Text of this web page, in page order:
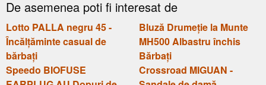
De asemenea poti fi interesat de
Lotto PALLA negru 45 -
Încălțăminte casual de
bărbați
Bluză Drumeție la Munte
MH500 Albastru închis
Bărbați
Speedo BIOFUSE
Crossroad MIGUAN -